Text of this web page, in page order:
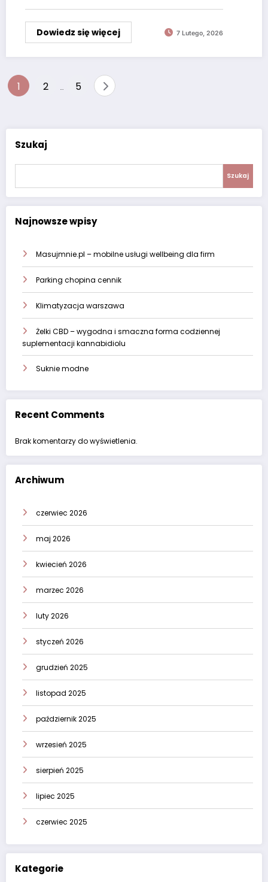
Dowiedz się więcej 7 Lutego, 2026
Nawigacja
1 2 … 5
Szukaj
Szukaj
Najnowsze wpisy
Masujmnie.pl – mobilne usługi wellbeing dla firm
Parking chopina cennik
Klimatyzacja warszawa
Żelki CBD – wygodna i smaczna forma codziennej
suplementacji kannabidiolu
Suknie modne
Recent Comments
Brak komentarzy do wyświetlenia.
Archiwum
czerwiec 2026
maj 2026
kwiecień 2026
marzec 2026
luty 2026
styczeń 2026
grudzień 2025
listopad 2025
październik 2025
wrzesień 2025
sierpień 2025
lipiec 2025
czerwiec 2025
Kategorie